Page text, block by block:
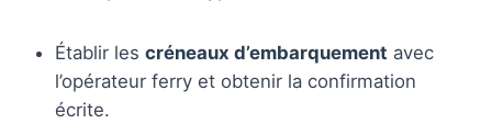
Établir les créneaux d’embarquement avec
l’opérateur ferry et obtenir la confirmation
écrite.